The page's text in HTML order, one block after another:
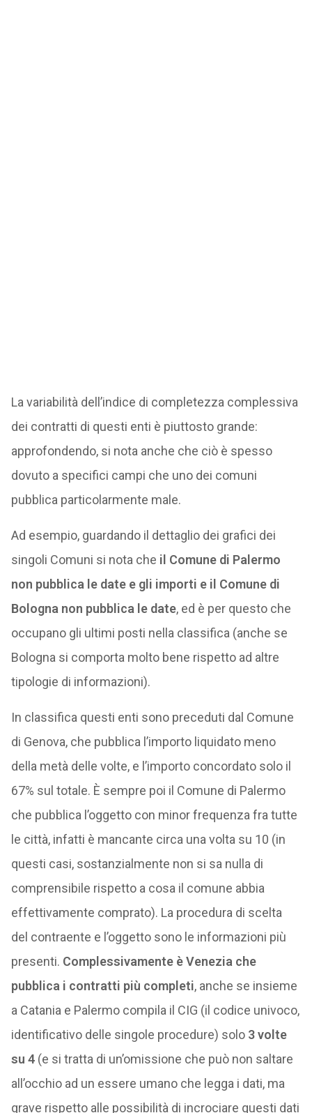
La variabilità dell’indice di completezza complessiva
dei contratti di questi enti è piuttosto grande:
approfondendo, si nota anche che ciò è spesso
dovuto a specifici campi che uno dei comuni
pubblica particolarmente male.
Ad esempio, guardando il dettaglio dei grafici dei
singoli Comuni si nota che il Comune di Palermo
non pubblica le date e gli importi e il Comune di
Bologna non pubblica le date, ed è per questo che
occupano gli ultimi posti nella classifica (anche se
Bologna si comporta molto bene rispetto ad altre
tipologie di informazioni).
In classifica questi enti sono preceduti dal Comune
di Genova, che pubblica l’importo liquidato meno
della metà delle volte, e l’importo concordato solo il
67% sul totale. È sempre poi il Comune di Palermo
che pubblica l’oggetto con minor frequenza fra tutte
le città, infatti è mancante circa una volta su 10 (in
questi casi, sostanzialmente non si sa nulla di
comprensibile rispetto a cosa il comune abbia
effettivamente comprato). La procedura di scelta
del contraente e l’oggetto sono le informazioni più
presenti. Complessivamente è Venezia che
pubblica i contratti più completi, anche se insieme
a Catania e Palermo compila il CIG (il codice univoco,
identificativo delle singole procedure) solo 3 volte
su 4(e si tratta di un’omissione che può non saltare
all’occhio ad un essere umano che legga i dati, ma
grave rispetto alle possibilità di incrociare questi dati